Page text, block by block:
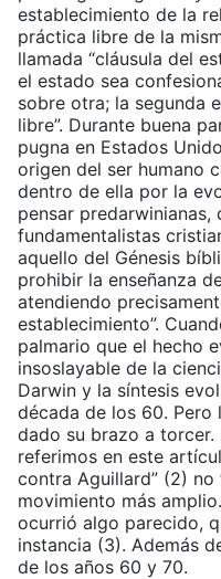
establecimiento de la
práctica libre de la
llamada “cláusula del
el estado sea
sobre otra; la segunda
libre”. Durante buena
pugna en Estados
origen del ser humano
dentro de ella por la
pensar predarwinianas,
fundamentalistas
aquello del Génesis
prohibir la enseñanza
atendiendo
establecimiento”.
palmario que el hecho
insoslayable de la
Darwin y la síntesis
década de los 60. Pero
dado su brazo a torcer.
referimos en este
contra Aguillard” (2)
movimiento más
ocurrió algo parecido,
instancia (3). Además
de los años 60 y 70.